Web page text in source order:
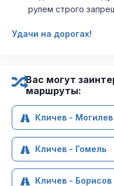
рулем строго
Удачи на дорогах!
Вас могут
маршруты:
Кличев - Могилев
Кличев - Гомель
Кличев - Борисов